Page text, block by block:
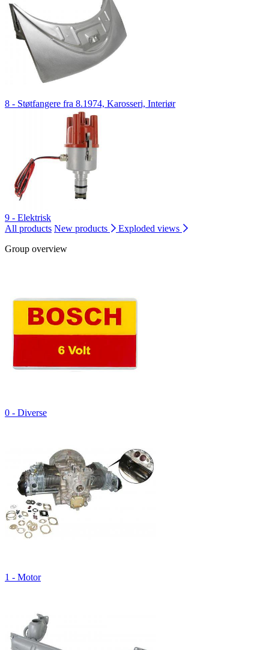
8 - Støtfangere fra 8.1974, Karosseri, Interiør
9 - Elektrisk
All products New products
Exploded views
Group overview
0 - Diverse
1 - Motor